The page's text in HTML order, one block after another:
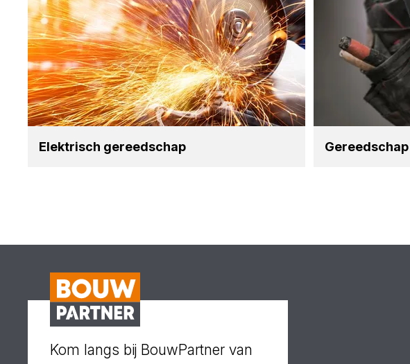
Elek­trisch gereed­schap Gereed­schap
Kom langs bij BouwPartner van